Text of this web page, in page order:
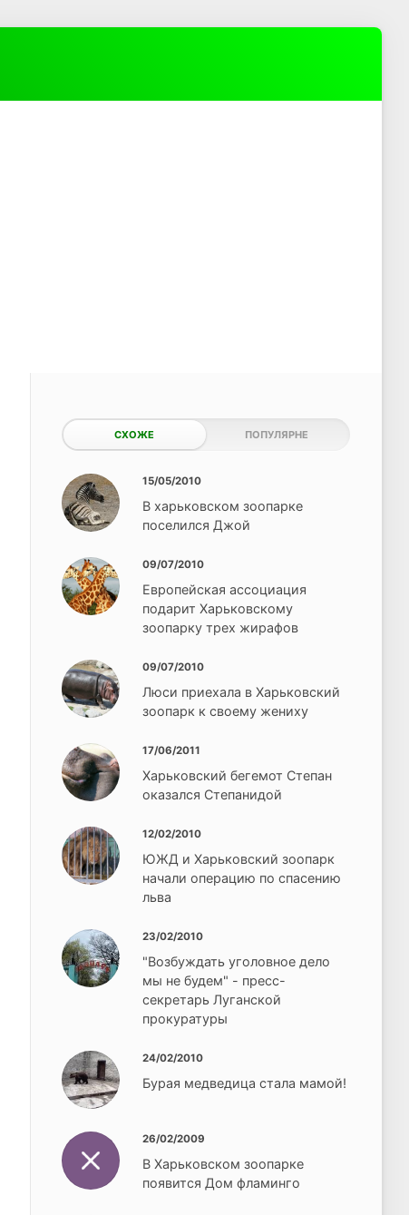
СХОЖЕ ПОПУЛЯРНЕ
15/05/2010
В харьковском зоопарке
поселился Джой
09/07/2010
Европейская ассоциация
подарит Харьковскому
зоопарку трех жирафов
09/07/2010
Люси приехала в Харьковский
зоопарк к своему жениху
17/06/2011
Харьковский бегемот Степан
оказался Степанидой
12/02/2010
ЮЖД и Харьковский зоопарк
начали операцию по спасению
льва
23/02/2010
"Возбуждать уголовное дело
мы не будем" - пресс-
секретарь Луганской
прокуратуры
24/02/2010
Бурая медведица стала мамой!
26/02/2009
В Харьковском зоопарке
появится Дом фламинго